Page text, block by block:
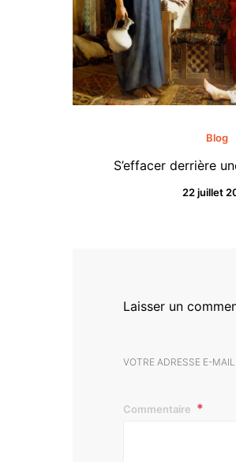
Blog
S’effacer derrière
22 juillet
Laisser un
VOTRE ADRESSE E-
Commentaire